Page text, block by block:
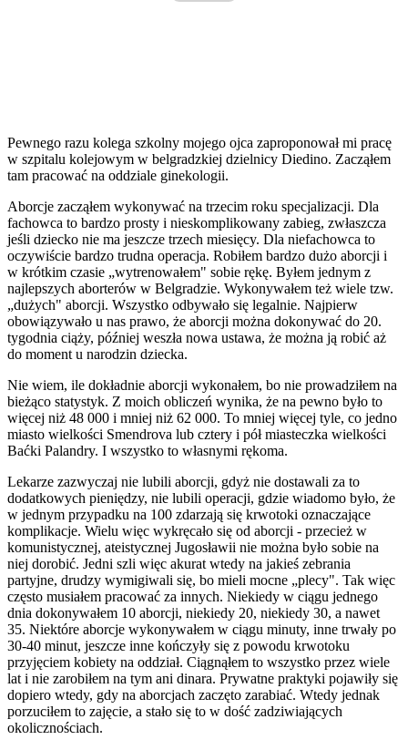
Pewnego razu kolega szkolny mojego ojca zaproponował mi pracę
w szpitalu kolejowym w belgradzkiej dzielnicy Diedino. Zacząłem
tam pracować na oddziale ginekologii.
Aborcje zacząłem wykonywać na trzecim roku specjalizacji. Dla
fachowca to bardzo prosty i nieskomplikowany zabieg, zwłaszcza
jeśli dziecko nie ma jeszcze trzech miesięcy. Dla niefachowca to
oczywiście bardzo trudna operacja. Robiłem bardzo dużo aborcji i
w krótkim czasie „wytrenowałem" sobie rękę. Byłem jednym z
najlepszych aborterów w Belgradzie. Wykonywałem też wiele tzw.
„dużych" aborcji. Wszystko odbywało się legalnie. Najpierw
obowiązywało u nas prawo, że aborcji można dokonywać do 20.
tygodnia ciąży, później weszła nowa ustawa, że można ją robić aż
do moment u narodzin dziecka.
Nie wiem, ile dokładnie aborcji wykonałem, bo nie prowadziłem na
bieżąco statystyk. Z moich obliczeń wynika, że na pewno było to
więcej niż 48 000 i mniej niż 62 000. To mniej więcej tyle, co jedno
miasto wielkości Smendrova lub cztery i pół miasteczka wielkości
Baćki Palandry. I wszystko to własnymi rękoma.
Lekarze zazwyczaj nie lubili aborcji, gdyż nie dostawali za to
dodatkowych pieniędzy, nie lubili operacji, gdzie wiadomo było, że
w jednym przypadku na 100 zdarzają się krwotoki oznaczające
komplikacje. Wielu więc wykręcało się od aborcji - przecież w
komunistycznej, ateistycznej Jugosławii nie można było sobie na
niej dorobić. Jedni szli więc akurat wtedy na jakieś zebrania
partyjne, drudzy wymigiwali się, bo mieli mocne „plecy". Tak więc
często musiałem pracować za innych. Niekiedy w ciągu jednego
dnia dokonywałem 10 aborcji, niekiedy 20, niekiedy 30, a nawet
35. Niektóre aborcje wykonywałem w ciągu minuty, inne trwały po
30-40 minut, jeszcze inne kończyły się z powodu krwotoku
przyjęciem kobiety na oddział. Ciągnąłem to wszystko przez wiele
lat i nie zarobiłem na tym ani dinara. Prywatne praktyki pojawiły się
dopiero wtedy, gdy na aborcjach zaczęto zarabiać. Wtedy jednak
porzuciłem to zajęcie, a stało się to w dość zadziwiających
okolicznościach.